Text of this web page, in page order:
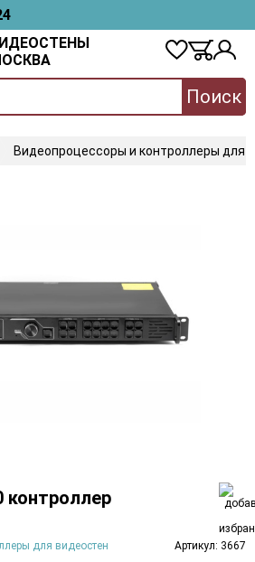
Поиск
Видеопроцессоры и контроллеры для
контроллер
для видеостен Артикул: 3667